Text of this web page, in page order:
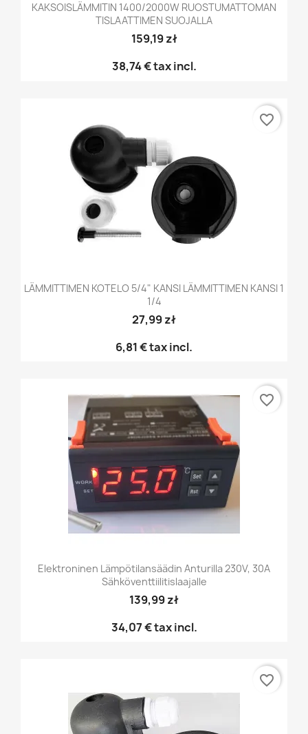
KAKSOISLÄMMITIN 1400/2000W RUOSTUMATTOMAN
TISLAATTIMEN SUOJALLA
159,19 zł
38,74 €tax incl.
LÄMMITTIMEN KOTELO 5/4" KANSI LÄMMITTIMEN KANSI 1
1/4
27,99 zł
6,81 €tax incl.
favorite_border
Elektroninen Lämpötilansäädin Anturilla 230V, 30A
Sähköventtiilitislaajalle
139,99 zł
34,07 €tax incl.
favorite_border
favorite_border